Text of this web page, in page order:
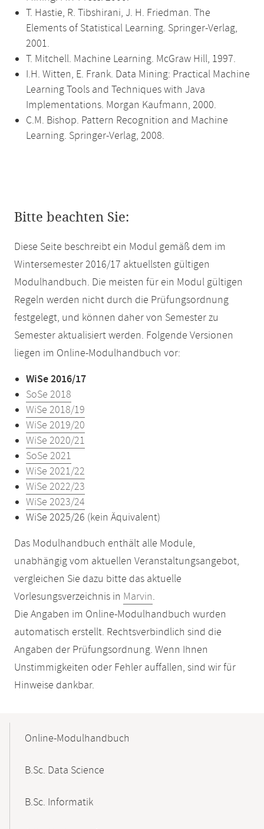
T. Hastie, R. Tibshirani, J. H. Friedman. The
Elements of Statistical Learning. Springer-Verlag,
2001.
T. Mitchell. Machine Learning. McGraw Hill, 1997.
I.H. Witten, E. Frank. Data Mining: Practical Machine
Learning Tools and Techniques with Java
Implementations. Morgan Kaufmann, 2000.
C.M. Bishop. Pattern Recognition and Machine
Learning. Springer-Verlag, 2008.
Bitte beachten Sie:
Diese Seite beschreibt ein Modul gemäß dem im
Wintersemester 2016/17 aktuellsten gültigen
Modulhandbuch. Die meisten für ein Modul gültigen
Regeln werden nicht durch die Prüfungsordnung
festgelegt, und können daher von Semester zu
Semester aktualisiert werden. Folgende Versionen
liegen im Online-Modulhandbuch vor:
WiSe 2016/17
SoSe 2018
WiSe 2018/19
WiSe 2019/20
WiSe 2020/21
SoSe 2021
WiSe 2021/22
WiSe 2022/23
WiSe 2023/24
WiSe 2025/26 (kein Äquivalent)
Das Modulhandbuch enthält alle Module,
unabhängig vom aktuellen Veranstaltungsangebot,
vergleichen Sie dazu bitte das aktuelle
Vorlesungsverzeichnis in Marvin.
Die Angaben im Online-Modulhandbuch wurden
automatisch erstellt. Rechtsverbindlich sind die
Angaben der Prüfungsordnung. Wenn Ihnen
Unstimmigkeiten oder Fehler auffallen, sind wir für
Hinweise dankbar.
NavigationOnline-Modulhandbuch
B.Sc. Data Science
B.Sc. Informatik